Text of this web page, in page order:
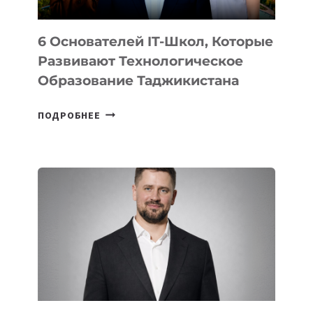
6 Основателей IT-Школ, Которые
Развивают Технологическое
Образование Таджикистана
ПОДРОБНЕЕ 6
КОТОРЫЕ
РАЗВИВАЮТ
ТЕХНОЛОГИЧЕСКОЕ
ОБРАЗОВАНИЕ
ТАДЖИКИСТАНА